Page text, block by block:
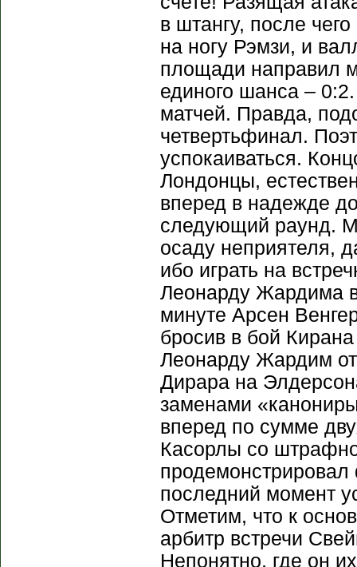
в штангу, после
на ногу Рэмзи, и
площади направил
единого шанса –
матчей. Правда,
четвертьфинал.
успокаиваться.
Лондонцы,
вперед в надежде
следующий раунд.
осаду неприятеля,
ибо играть на
Леонарду Жардима
минуте Арсен
бросив в бой
Леонарду Жардим
Дирара на
заменами
вперед по сумме
Касорлы со
последний момент
Отметим, что к
арбитр встречи
Непонятно, где он